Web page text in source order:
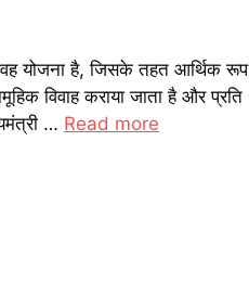
वह योजना है, जिसके तहत आर्थिक रूप
विवाह कराया जाता है और प्रति
… Read more